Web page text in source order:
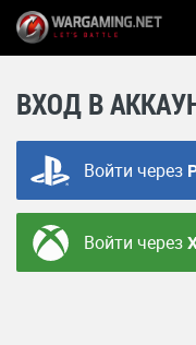
ВХОД В
Войти через
Войти через